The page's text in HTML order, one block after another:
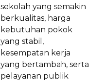
sekolah yang semakin
berkualitas, harga
kebutuhan pokok
yang stabil,
kesempatan kerja
yang bertambah, serta
pelayanan publik